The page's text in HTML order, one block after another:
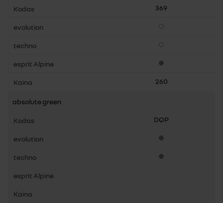
369
Pasirenkama įranga
Pasirenkama įranga
Standartinė įranga
260
absolute green
DQP
Standartinė įranga
Standartinė įranga